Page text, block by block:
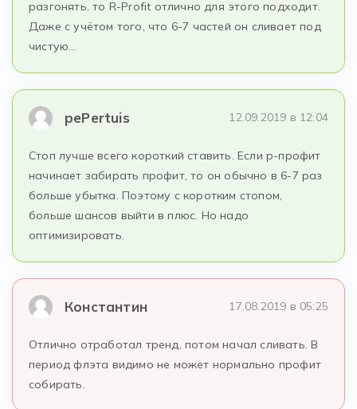
разгонять, то R-Profit отлично для этого подходит.
Даже с учётом того, что 6-7 частей он сливает под
чистую…
pePertuis 12.09.2019 в 12:04
Стоп лучше всего короткий ставить. Если р-профит
начинает забирать профит, то он обычно в 6-7 раз
больше убытка. Поэтому с коротким стопом,
больше шансов выйти в плюс. Но надо
оптимизировать.
Константин 17.08.2019 в 05:25
Отлично отработал тренд, потом начал сливать. В
период флэта видимо не может нормально профит
собирать.